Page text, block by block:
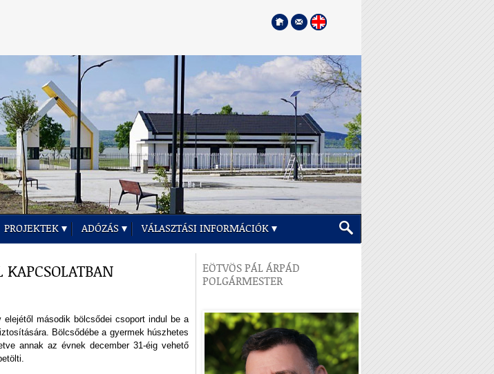
PROJEKTEK ADÓZÁS VÁLASZTÁSI INFORMÁCIÓK
második bölcsődei csoport indul be a
Bölcsődébe a gyermek húszhetes
annak az évnek december 31-éig vehető
EÖTVÖS PÁL ÁRPÁD
POLGÁRMESTER